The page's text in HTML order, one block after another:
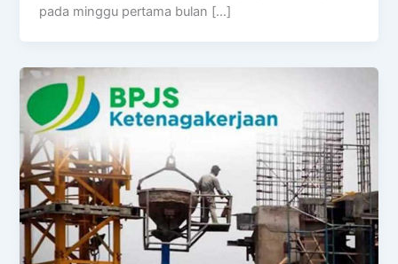
pada minggu pertama bulan […]